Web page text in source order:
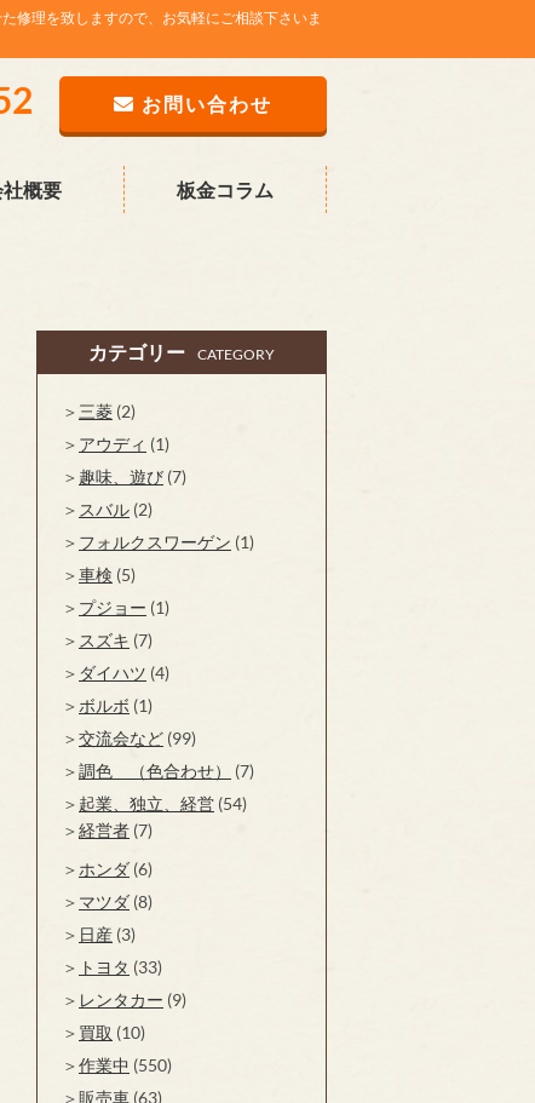
修理を致しますので、お気軽にご相談下さいま
お問い合わせ
社概要 板金コラム
カテゴリー CATEGORY
三菱 (2)
アウディ (1)
趣味、遊び (7)
スバル (2)
フォルクスワーゲン (1)
車検 (5)
プジョー (1)
スズキ (7)
ダイハツ (4)
ボルボ (1)
交流会など (99)
調色 （色合わせ）
(7)
起業、独立、経営 (54)
経営者 (7)
ホンダ (6)
マツダ (8)
日産 (3)
トヨタ (33)
レンタカー (9)
買取 (10)
作業中 (550)
販売車 (63)